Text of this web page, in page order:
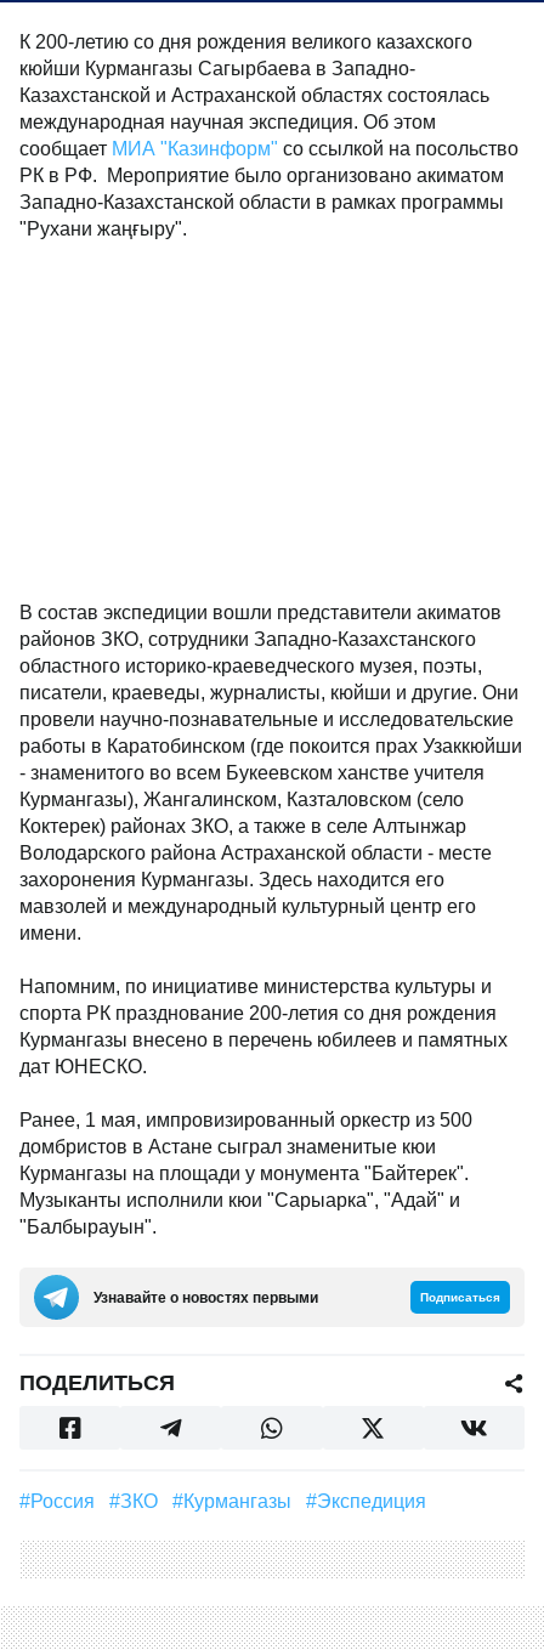
К 200-летию со дня рождения великого казахского
кюйши Курмангазы Сагырбаева в Западно-
Казахстанской и Астраханской областях состоялась
международная научная экспедиция. Об этом
сообщает МИА "Казинформ" со ссылкой на посольство
РК в РФ. Мероприятие было организовано акиматом
Западно-Казахстанской области в рамках программы
"Рухани жаңғыру".
В состав экспедиции вошли представители акиматов
районов ЗКО, сотрудники Западно-Казахстанского
областного историко-краеведческого музея, поэты,
писатели, краеведы, журналисты, кюйши и другие. Они
провели научно-познавательные и исследовательские
работы в Каратобинском (где покоится прах Узаккюйши
- знаменитого во всем Букеевском ханстве учителя
Курмангазы), Жангалинском, Казталовском (село
Коктерек) районах ЗКО, а также в селе Алтынжар
Володарского района Астраханской области - месте
захоронения Курмангазы. Здесь находится его
мавзолей и международный культурный центр его
имени.
Напомним, по инициативе министерства культуры и
спорта РК празднование 200-летия со дня рождения
Курмангазы внесено в перечень юбилеев и памятных
дат ЮНЕСКО.
Ранее, 1 мая, импровизированный оркестр из 500
домбристов в Астане сыграл знаменитые кюи
Курмангазы на площади у монумента "Байтерек".
Музыканты исполнили кюи "Сарыарка", "Адай" и
"Балбырауын".
Узнавайте о новостях первыми Подписаться
ПОДЕЛИТЬСЯ
#Россия #ЗКО #Курмангазы #Экспедиция